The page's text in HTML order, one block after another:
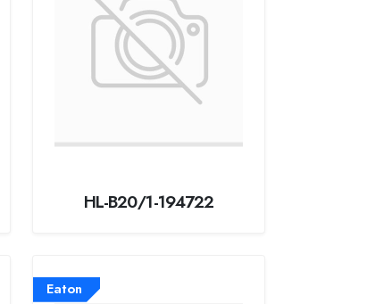
HL-B20/1-194722
Eaton